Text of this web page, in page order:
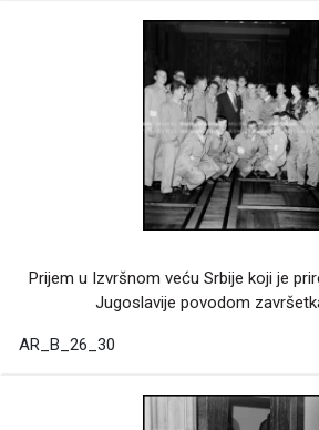
Prijem u Izvršnom veću Srbije koji je
Jugoslavije povodom
AR_B_26_30